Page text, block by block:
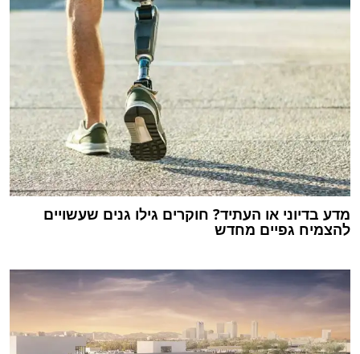
מדע בדיוני או העתיד? חוקרים גילו גנים שעשויים
להצמיח גפיים מחדש